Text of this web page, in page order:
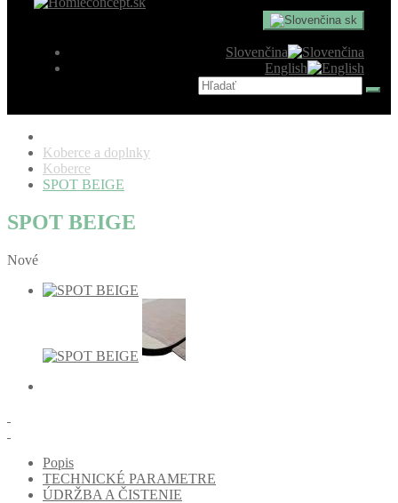
sk
Slovenčina
English
Koberce a doplnky
Koberce
SPOT BEIGE
SPOT BEIGE
Nové
Popis
TECHNICKÉ PARAMETRE
ÚDRŽBA A ČISTENIE